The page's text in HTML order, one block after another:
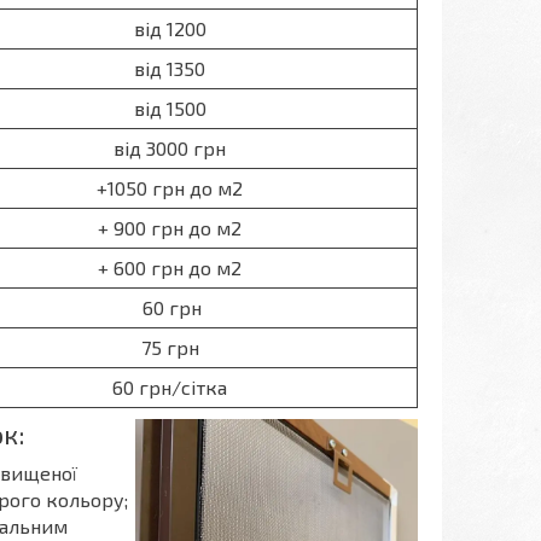
від 1200
від 1350
від 1500
від 3000 грн
+1050 грн до м2
+ 900 грн до м2
+ 600 грн до м2
60 грн
75 грн
60 грн/сітка
кольору;